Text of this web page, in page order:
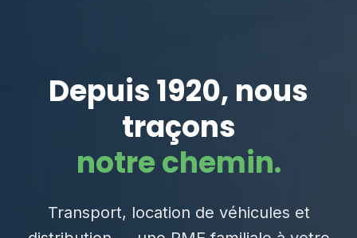
Depuis 1920, nous
traçons
notre chemin.
Transport, location de véhicules et